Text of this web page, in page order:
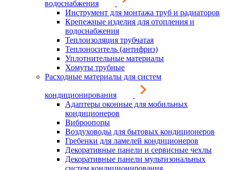
водоснабжения
Инструмент для монтажа труб и радиаторов
Крепежные изделия для отопления и
водоснабжения
Теплоизоляция трубчатая
Теплоноситель (антифриз)
Уплотнительные материалы
Хомуты трубные
Расходные материалы для систем
кондиционирования
Адаптеры оконные для мобильных
кондиционеров
Виброопоры
Воздуховоды для бытовых кондиционеров
Гребенки для ламелей кондиционеров
Декоративные панели и сервисные чехлы
Декоративные панели мультизональных
систем кондиционирования